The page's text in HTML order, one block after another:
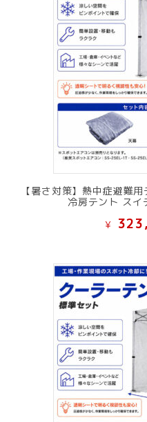
【暑さ対策】熱中症避難
冷房テント ス
¥